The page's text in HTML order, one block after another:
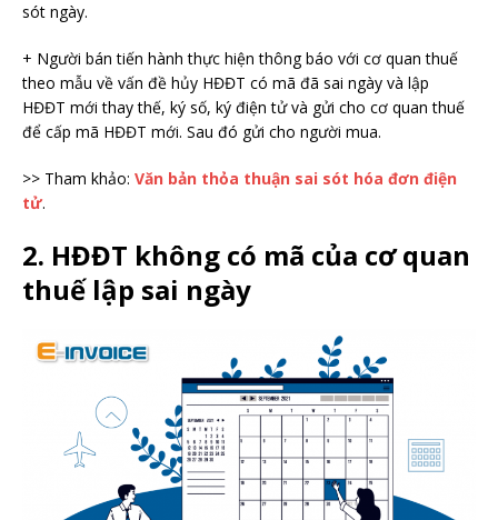
sót ngày.
+ Người bán tiến hành thực hiện thông báo với cơ quan thuế
theo mẫu về vấn đề hủy HĐĐT có mã đã sai ngày và lập
HĐĐT mới thay thế, ký số, ký điện tử và gửi cho cơ quan thuế
để cấp mã HĐĐT mới. Sau đó gửi cho người mua.
>> Tham khảo: Văn bản thỏa thuận sai sót hóa đơn điện
tử.
2. HĐĐT không có mã của cơ quan
thuế lập sai ngày